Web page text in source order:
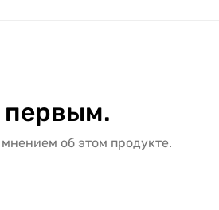
первым.
об этом продукте.